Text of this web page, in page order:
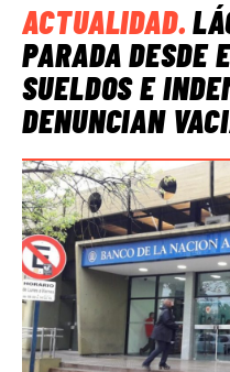
ACTUALIDAD.
PARADA DESDE
SUELDOS E
DENUNCIAN